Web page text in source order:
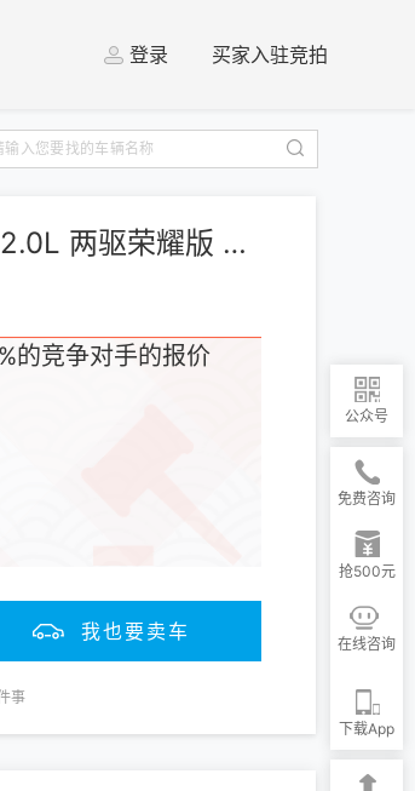
登录 买家入驻竞拍
[上海] 三菱 欧蓝德 2018款 2.0L 两驱荣耀版 5座
的竞争对手的报价
我也要卖车
事
公众号
免费咨询
抢500元
在线咨询
下载App